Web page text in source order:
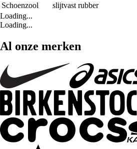
Schoenzool
slijtvast rubber
Loading...
Loading...
Al onze merken